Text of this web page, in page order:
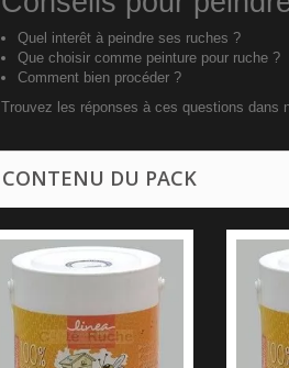
Quel interêt à peindre ses ruches ?
Que choisir comme peinture pour ruche ?
Comment bien procéder ?
Trouvez les réponses à ces questions dans
CONTENU DU PACK